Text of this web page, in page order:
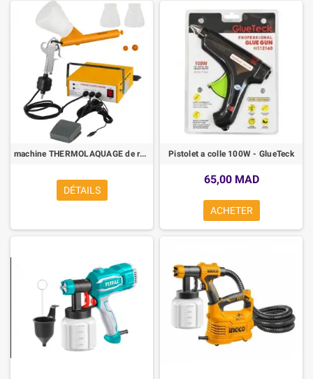
machine THERMOLAQUAGE de revêtement en poudre électrostatique
DÉTAILS
Pistolet a colle 100W - GlueTeck
65,00 MAD
ACHETER